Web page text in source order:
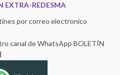
EXTRA-REDESMA
por correo electronico
canal de WhatsApp BOLETÍN